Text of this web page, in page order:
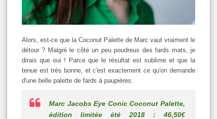
Alors, est-ce que la Coconut Palette de Marc vaut vraiment le
détour ? Malgré le côté un peu poudreux des fards mats, je
dirais que oui ! Parce que le résultat est sublime et que la
tenue est très bonne, et c'est exactement ce qu'on demande
d'une belle palette de fards à paupières.
Marc Jacobs Eye Conic Coconut Palette,
édition limitée été 2018 : 46,50€